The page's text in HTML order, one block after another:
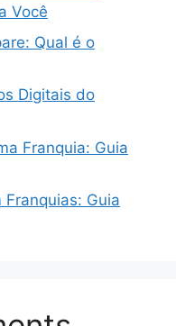
Você
Qual é o
Digitais do
Franquia: Guia
Guia